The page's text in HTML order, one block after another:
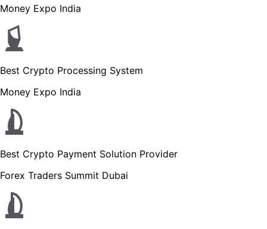
Money Expo India
Best Crypto Processing System
Money Expo India
Best Crypto Payment Solution Provider
Forex Traders Summit Dubai